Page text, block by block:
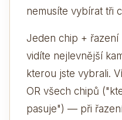
nemusíte vybírat tři
Jeden chip +
vidíte nejlevnější
kterou jste vybrali.
OR všech chipů
pasuje") — při